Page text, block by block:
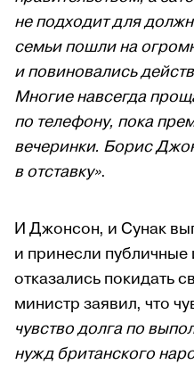
не подходит для
семьи пошли на
и повиновались
Многие навсегда
по телефону, пока
вечеринки. Борис
в отставку».
И Джонсон, и Сунак
и принесли публичные
отказались покидать
министр заявил, что
чувство долга по
нужд британского